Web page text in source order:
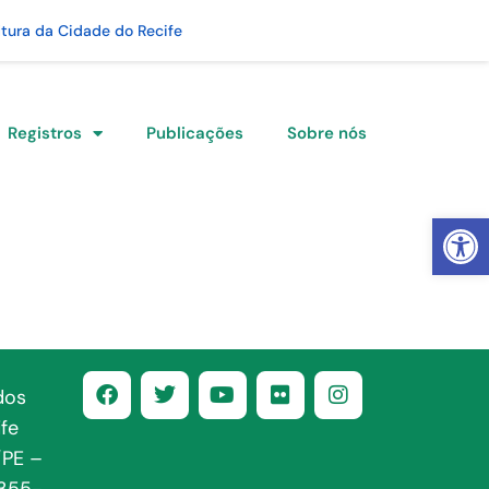
Abrir
da Cidade do Recife
Registros Publicações Sobre nós
–